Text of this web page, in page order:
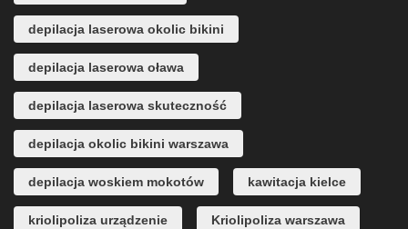
depilacja laserowa okolic bikini
depilacja laserowa oława
depilacja laserowa skuteczność
depilacja okolic bikini warszawa
depilacja woskiem mokotów kawitacja kielce
kriolipoliza urządzenie Kriolipoliza warszawa